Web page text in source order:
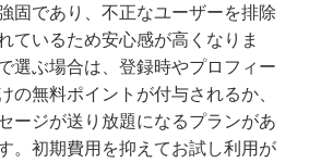
固であり、不正なユーザーを排除
ているため安心感が高くなりま
選ぶ場合は、登録時やプロフィー
の無料ポイントが付与されるか、
ージが送り放題になるプランがあ
。初期費用を抑えてお試し利用が